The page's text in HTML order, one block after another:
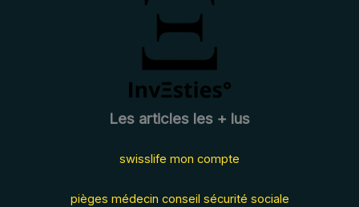
Les articles les + lus
swisslife mon compte
pièges médecin conseil sécurité sociale